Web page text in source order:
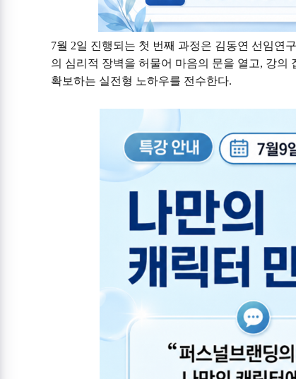
7월 2일 진행되는 첫 번째 과정은 김동연 선임연
의 심리적 장벽을 허물어 마음의 문을 열고, 강의
확보하는 실전형 노하우를 전수한다.